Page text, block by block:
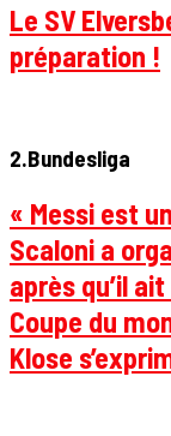
Le SV
préparation !
2.Bundesliga
« Messi est
Scaloni a
après qu’il
Coupe du
Klose